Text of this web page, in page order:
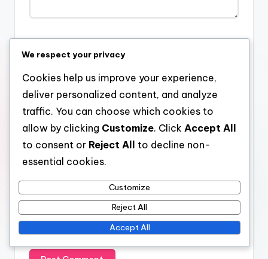
Email *
Website
Save my name, email, and website in this browser for the
We respect your privacy
Cookies help us improve your experience,
deliver personalized content, and analyze
traffic. You can choose which cookies to
allow by clicking Customize. Click Accept All
to consent or Reject All
to decline non-
essential cookies.
Customize
Reject All
Accept All